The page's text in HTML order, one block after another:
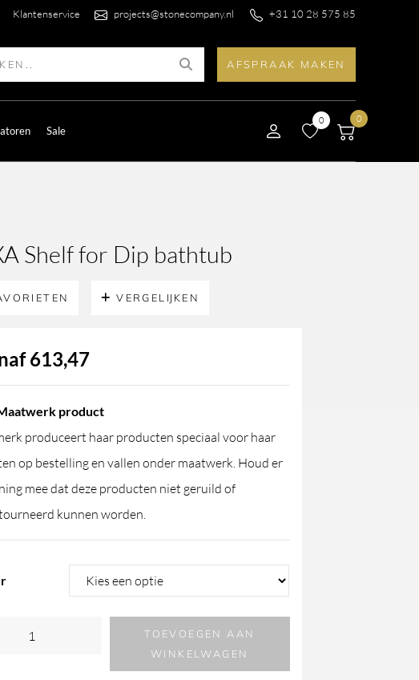
Klantenservice projects@stonecompany.nl +31 10 28 575 85
AFSPRAAK MAKEN
Sale
0 0
Shelf for Dip bathtub
VERGELIJKEN
613,47
product
produceert haar producten speciaal voor haar
op bestelling en vallen onder maatwerk. Houd er
mee dat deze producten niet geruild of
kunnen worden.
TOEVOEGEN AAN
WINKELWAGEN